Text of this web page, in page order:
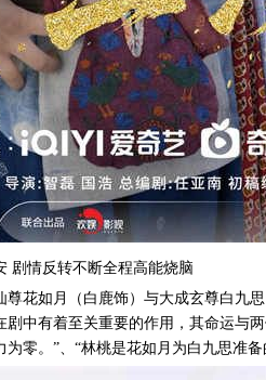
剧情反转不断全程高能烧脑
尊花如月（白鹿饰）与大成玄尊白
剧中有着至关重要的作用，其命运与
零。”、“林桃是花如月为白九思准